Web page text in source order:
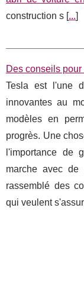
construction s [...]
Des conseils
Tesla est l'une
innovantes au
modèles en
progrès. Une
l'importance de
marche avec de
rassemblé des
qui veulent